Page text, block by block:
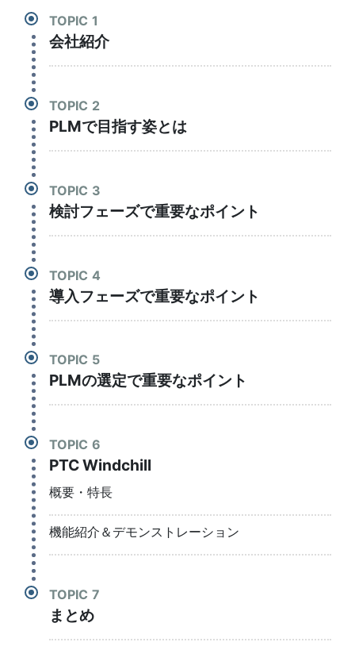
TOPIC
会社紹介
TOPIC
PLMで目指す姿とは
TOPIC
検討フェーズで重要なポイント
TOPIC
導入フェーズで重要なポイント
TOPIC
PLMの選定で重要なポイント
TOPIC
PTC Windchill
概要・特長
機能紹介＆デモンストレーション
TOPIC
まとめ